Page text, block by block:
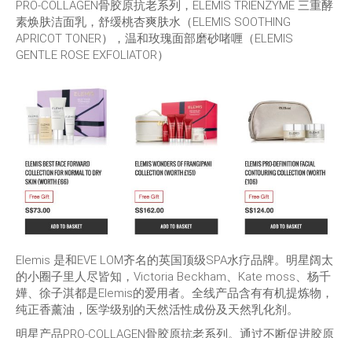
PRO-COLLAGEN骨胶原抗老系列，ELEMIS TRIENZYME 三重酵
素焕肤洁面乳，舒缓桃杏爽肤水（ELEMIS SOOTHING
APRICOT TONER），温和玫瑰面部磨砂啫喱（ELEMIS
GENTLE ROSE EXFOLIATOR）
Elemis 是和EVE LOM齐名的英国顶级SPA水疗品牌。明星阔太
的小圈子里人尽皆知，Victoria Beckham、Kate moss、杨千
嬅、徐子淇都是Elemis的爱用者。全线产品含有有机提炼物，
纯正香薰油，医学级别的天然活性成份及天然乳化剂。
明星产品PRO-COLLAGEN骨胶原抗老系列。通过不断促进胶原